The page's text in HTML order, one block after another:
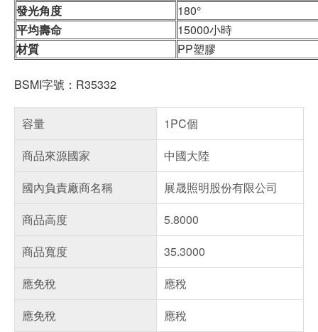
發光角度
180°
平均壽命
15000小時
材質
PP塑膠
BSMI字號：R35332
容量
1PC個
商品來源國家
中國大陸
國內負責廠商名稱
展晟照明股份有限公司
商品高度
5.8000
商品寬度
35.3000
應免稅
應稅
應免稅
應稅